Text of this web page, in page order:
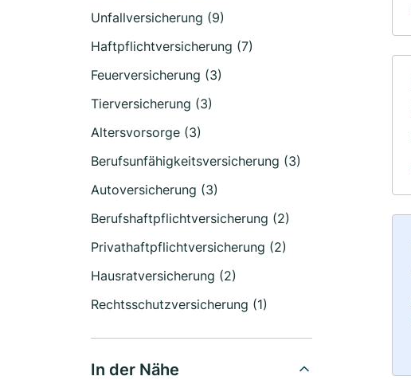
Unfallversicherung (9)
Haftpflichtversicherung (7)
Feuerversicherung (3)
Tierversicherung (3)
Altersvorsorge (3)
Berufsunfähigkeitsversicherung (3)
Autoversicherung (3)
Berufshaftpflichtversicherung (2)
Privathaftpflichtversicherung (2)
Hausratversicherung (2)
Rechtsschutzversicherung (1)
In der Nähe